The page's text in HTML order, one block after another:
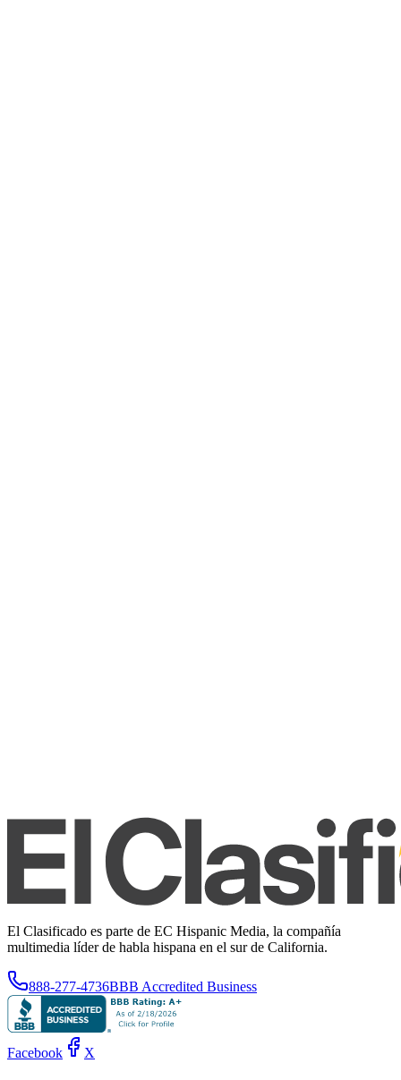
El Clasificado es parte de EC Hispanic Media, la compañía
multimedia líder de habla hispana en el sur de California.
888-277-4736BBB Accredited Business
Facebook X